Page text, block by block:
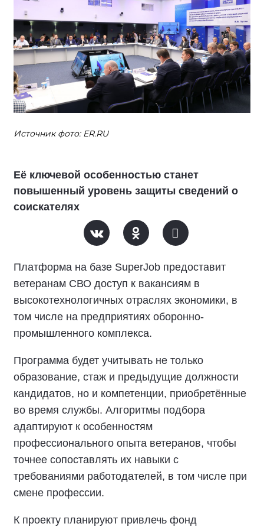
Источник фото: ER.RU
Её ключевой особенностью станет
повышенный уровень защиты сведений о
соискателях
Платформа на базе SuperJob предоставит
ветеранам СВО доступ к вакансиям в
высокотехнологичных отраслях экономики, в
том числе на предприятиях оборонно-
промышленного комплекса.
Программа будет учитывать не только
образование, стаж и предыдущие должности
кандидатов, но и компетенции, приобретённые
во время службы. Алгоритмы подбора
адаптируют к особенностям
профессионального опыта ветеранов, чтобы
точнее сопоставлять их навыки с
требованиями работодателей, в том числе при
смене профессии.
К проекту планируют привлечь фонд